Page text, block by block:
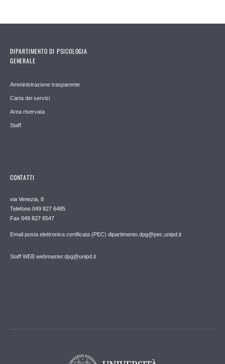
DIPARTIMENTO DI PSICOLOGIA
GENERALE
Amministrazione trasparente
Carta dei servizi
Area riservata
Staff
CONTATTI
via Venezia, 8
Telefono 049 827 6485
Fax 049 827 6547
Email posta elettronica certificata (PEC) dipartimento.dpg@pec.unipd.it
Staff WEB webmaster.dpg@unipd.it